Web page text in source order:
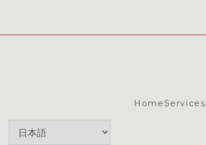
HomeServices